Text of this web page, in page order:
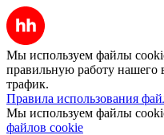
Мы используем файлы
правильную работу нашего
трафик.
Правила использования
Мы используем файлы
файлов cookie